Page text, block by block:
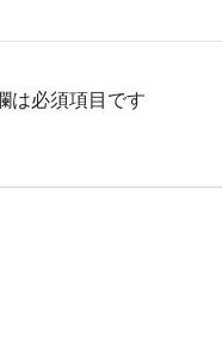
は必須項目です